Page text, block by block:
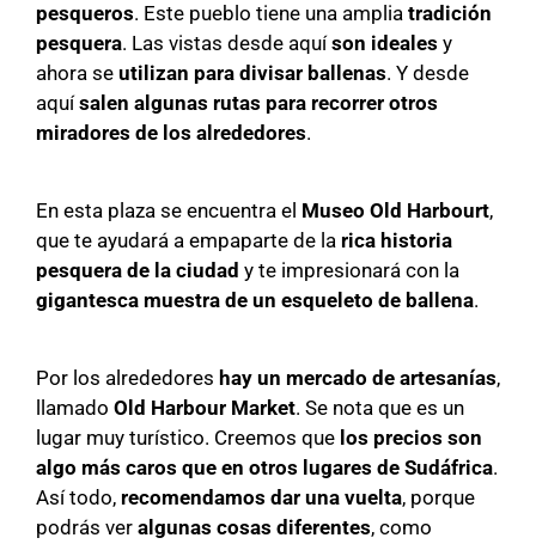
pesqueros. Este pueblo tiene una amplia tradición
pesquera. Las vistas desde aquíson ideales y
ahora se utilizan para divisar ballenas. Y desde
aquísalen algunas rutas para recorrer otros
miradores de los alrededores.
En esta plaza se encuentra el Museo Old Harbourt,
que te ayudará a empaparte de la rica historia
pesquera de la ciudad y te impresionará con la
gigantesca muestra de un esqueleto de ballena.
Por los alrededores hay un mercado de artesanías,
llamado Old Harbour Market. Se nota que es un
lugar muy turístico. Creemos que los precios son
algo más caros que en otros lugares de Sudáfrica.
Así todo, recomendamos dar una vuelta, porque
podrás ver algunas cosas diferentes, como